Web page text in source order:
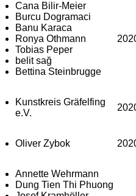
Cana Bilir-Meier
Burcu Dogramaci
Banu Karaca
Ronya Othmann
Tobias Peper
belit sağ
Bettina Steinbrugge
Kunstkreis Gräfelfing
e.V.
Oliver Zybok
Annette Wehrmann
Dung Tien Thi Phuong